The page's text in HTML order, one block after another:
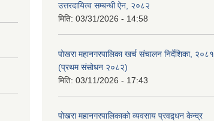
उत्तरदायित्व सम्बन्धी ऐन, २०८२
मिति: 03/31/2026 - 14:58
पोखरा महानगरपालिका खर्च संचालन निर्देशिका, २०८१
(प्रथम संसोधन २०८२)
मिति: 03/11/2026 - 17:43
पोखरा महानगरपालिकाको व्यवसाय प्रवद्र्धन केन्द्र